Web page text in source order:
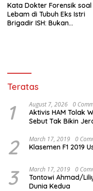
Kata Dokter Forensik soal
Lebam di Tubuh Eks Istri
Brigadir ISH: Bukan
Teratas
1 August 7, 2026 0
Aktivis HAM Tolak
Sebut Tak Bikin
2 March 17, 2019 0
Klasemen F1 2019
3 March 17, 2019 0
Tontowi Ahmad/
Dunia Kedua